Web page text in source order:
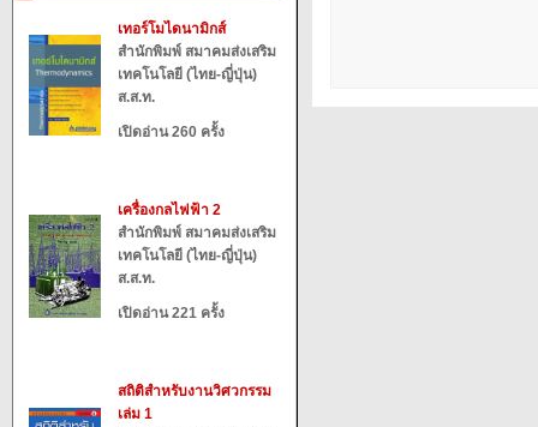
เทอร์โมไดนามิกส์
สำนักพิมพ์ สมาคมส่งเสริม
เทคโนโลยี (ไทย-ญี่ปุ่น)
ส.ส.ท.
เปิดอ่าน 260 ครั้ง
เครื่องกลไฟฟ้า 2
สำนักพิมพ์ สมาคมส่งเสริม
เทคโนโลยี (ไทย-ญี่ปุ่น)
ส.ส.ท.
เปิดอ่าน 221 ครั้ง
สถิติสำหรับงานวิศวกรรม
เล่ม 1